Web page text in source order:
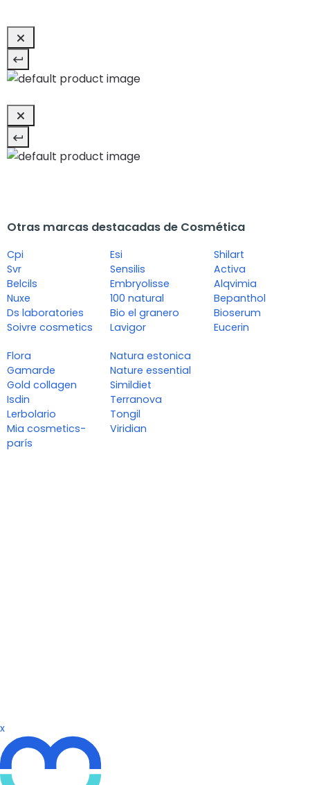
Otras marcas destacadas de Cosmética
Cpi
Svr
Belcils
Nuxe
Ds laboratories
Soivre cosmetics
Esi
Sensilis
Embryolisse
100 natural
Bio el granero
Lavigor
Shilart
Activa
Alqvimia
Bepanthol
Bioserum
Eucerin
Flora
Gamarde
Gold collagen
Isdin
Lerbolario
Mia cosmetics-
parís
Natura estonica
Nature essential
Simildiet
Terranova
Tongil
Viridian
x